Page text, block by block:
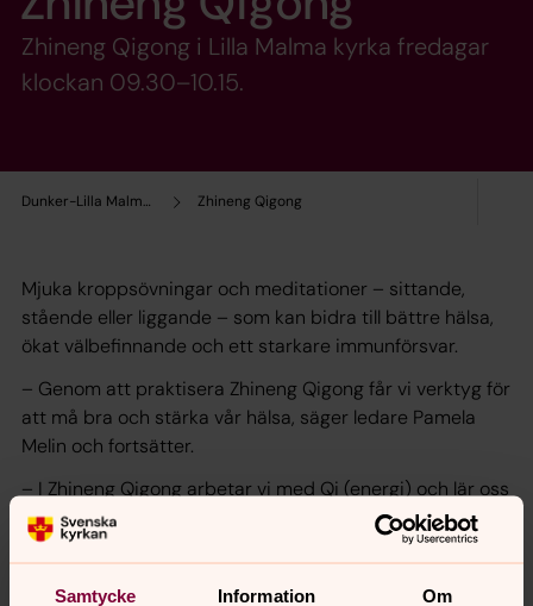
Samtycke Information Om
Dunker-Lilla Malma församling Zhineng Qigong
Zhineng Qigong i Lilla Malma kyrka fredagar
klockan 09.30–10.15.
Mjuka kroppsövningar och meditationer – sittande,
stående eller liggande – som kan bidra till bättre hälsa,
ökat välbefinnande och ett starkare immunförsvar.
– Genom att praktisera Zhineng Qigong får vi verktyg för
att må bra och stärka vår hälsa, säger ledare Pamela
Melin och fortsätter.
– I Zhineng Qigong arbetar vi med Qi (energi) och lär oss
under kursens gång att känna och använda den
medvetet i våra kroppar, för vårt eget läkande.
Kostnadsfritt.